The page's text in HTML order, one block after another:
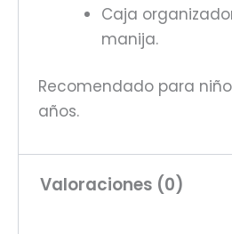
Caja
manija.
Recomendado para
años.
Valoraciones (0)